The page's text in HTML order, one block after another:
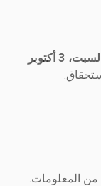
السبت، 3 أكتوبر
المعلومات.